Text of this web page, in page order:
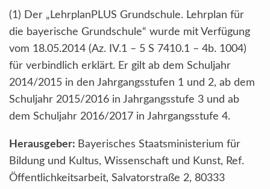
(1) Der „LehrplanPLUS Grundschule. Lehrplan für
die bayerische Grundschule“ wurde mit Verfügung
vom 18.05.2014 (Az. IV.1 – 5 S 7410.1 – 4b. 1004)
für verbindlich erklärt. Er gilt ab dem Schuljahr
2014/2015 in den Jahrgangsstufen 1 und 2, ab dem
Schuljahr 2015/2016 in Jahrgangsstufe 3 und ab
dem Schuljahr 2016/2017 in Jahrgangsstufe 4.
Herausgeber: Bayerisches Staatsministerium für
Bildung und Kultus, Wissenschaft und Kunst, Ref.
Öffentlichkeitsarbeit, Salvatorstraße 2, 80333